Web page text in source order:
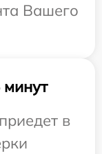
Вашего
в